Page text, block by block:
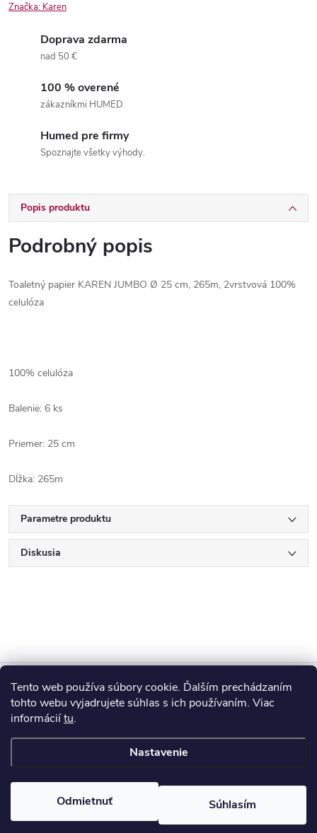
Tento web používa súbory cookie. Ďalším prechádzaním
tohto webu vyjadrujete súhlas s ich používaním. Viac
informáciítu.
Nastavenie
Odmietnuť Súhlasím
Značka: Karen
Doprava zdarma
nad 50 €
100 % overené
zákazníkmi HUMED
Humed pre firmy
Spoznajte všetky výhody.
Popis produktu
Podrobný popis
Toaletný papier KAREN JUMBO Ø 25 cm, 265m, 2vrstvová 100%
celulóza
100% celulóza
Balenie: 6 ks
Priemer: 25 cm
Dĺžka: 265m
Parametre produktu
Diskusia
Z
á
p
ä
Blog
Informácie pre vás
. Všetky práva vyhradené.